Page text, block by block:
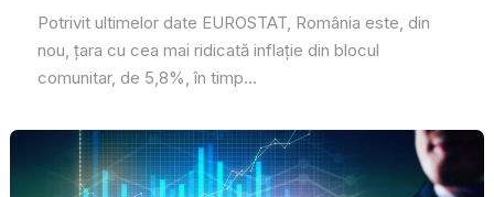
Potrivit ultimelor date EUROSTAT, România este, din
nou, ţara cu cea mai ridicată inflaţie din blocul
comunitar, de 5,8%, în timp...